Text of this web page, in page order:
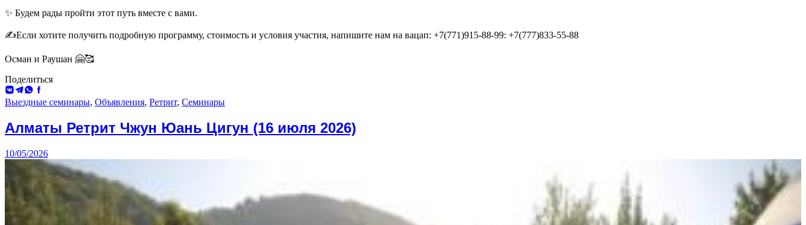
✨ Будем рады пройти этот путь вместе с вами.
✍️Если хотите получить подробную программу, стоимость и условия участия, напишите нам на вацап: +7(771)915-88-99: +7(777)833-55-88
Осман и Раушан 🤗🥰
Поделиться
ВКонтакте
Telegram
WhatsApp
Facebook
Выездные семинары, Объявления, Ретрит, Семинары
Алматы Ретрит Чжун Юань Цигун (16 июля 2026)
10/05/2026